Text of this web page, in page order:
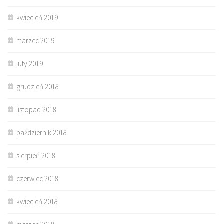
kwiecień 2019
marzec 2019
luty 2019
grudzień 2018
listopad 2018
październik 2018
sierpień 2018
czerwiec 2018
kwiecień 2018